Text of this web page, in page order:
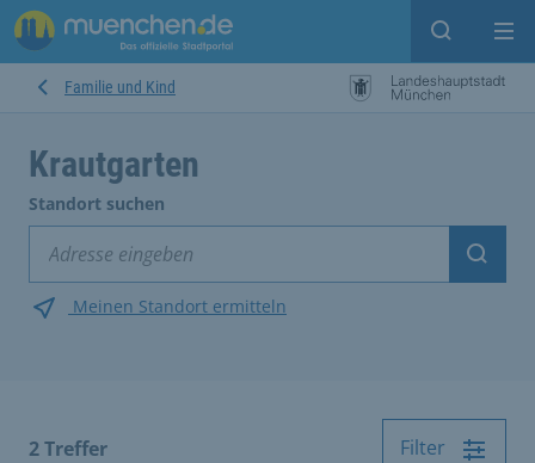
Suche
Familie und Kind
Krautgarten
Standort suchen
Meinen Standort ermitteln
2Treffer Filter